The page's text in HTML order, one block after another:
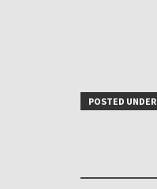
POSTED UNDER